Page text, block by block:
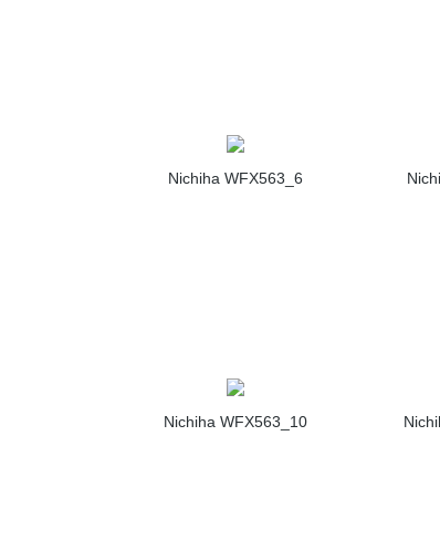
Nichiha WFX563_6
Nichiha WFX563_10